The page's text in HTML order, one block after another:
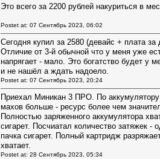
Это всего за 2200 рублей накуриться в
Postet at: 07 Сентябрь 2023, 06:02
Сегодня купил за 2580 (девайс + плата
Отличие от 3-й обычной что у меня уже
напрягает - мало. Это богатство будет у
и не нашёл а ждать надоело.
Postet at: 07 Сентябрь 2023, 20:24
Приехал Миникан 3 ПРО. По
махов больше - ресурс более чем
Полностью заряженного аккумулятора
сигарет. Посчиатал количество затяжек -
пачка сигарет. Полный картридж
хватает.
Postet at: 28 Сентябрь 2023, 05:34